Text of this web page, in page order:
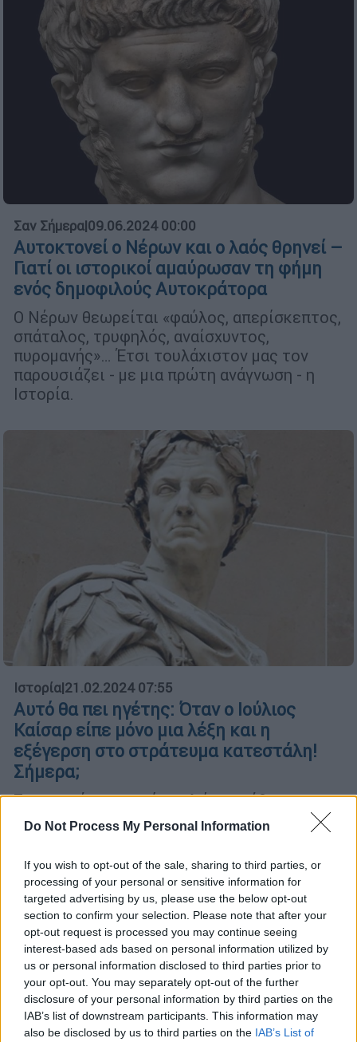
Do Not Process My Personal Information
If you wish to opt-out of the sale, sharing to third parties, or
processing of your personal or sensitive information for
targeted advertising by us, please use the below opt-out
section to confirm your selection. Please note that after your
opt-out request is processed you may continue seeing
interest-based ads based on personal information utilized by
us or personal information disclosed to third parties prior to
your opt-out. You may separately opt-out of the further
disclosure of your personal information by third parties on the
IAB’s list of downstream participants. This information may
also be disclosed by us to third parties on the IAB’s List of
Σαν Σήμερα|09.06.2024 00:00
Αυτοκτονεί ο Νέρων και ο λαός θρηνεί –
Γιατί οι ιστορικοί αμαύρωσαν τη φήμη
ενός δημοφιλούς Αυτοκράτορα
Ο Νέρων θεωρείται «φαύλος, απερίσκεπτος,
σπάταλος, τρυφηλός, αναίσχυντος,
πυρομανής»… Έτσι τουλάχιστον μας τον
παρουσιάζει - με μια πρώτη ανάγνωση - η
Ιστορία.
Ιστορία|21.02.2024 07:55
Αυτό θα πει ηγέτης: Όταν ο Ιούλιος
Καίσαρ είπε μόνο μια λέξη και η
εξέγερση στο στράτευμα κατεστάλη!
Σήμερα;
Στην αρχή ο στρατός απλώς αρνήθηκε να
υπακούσει για νέα εξόρμηση. Στη συνέχεια,
η αδράνεια μετατράπηκε σε δυσαρέσκεια και
η αγανάκτηση έδωσε τη θέση της στην
οργή.